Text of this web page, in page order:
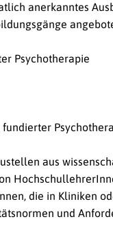
anerkanntes
Psychotherapie
aus
die in Kliniken
und